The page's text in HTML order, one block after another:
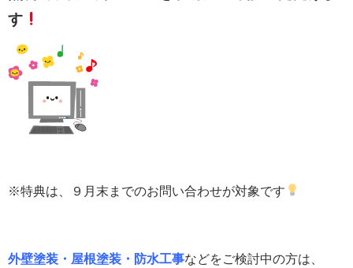
す
※特典は、９月末までのお問い合わせが対象です
外壁塗装・屋根塗装・防水工事などをご検討中の方は、